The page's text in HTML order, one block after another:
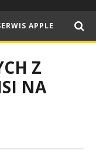
APPLE
Z
NA